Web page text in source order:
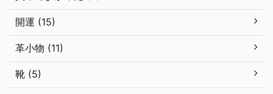
開運 (15)
革小物 (11)
靴 (5)